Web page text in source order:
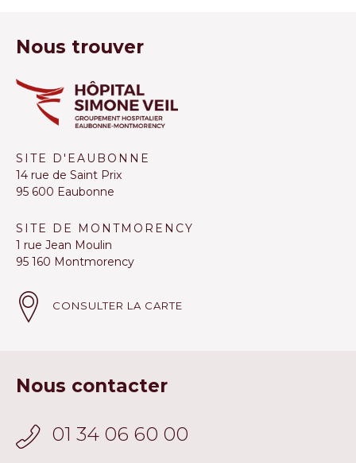
Nous trouver
SITE D'EAUBONNE
14 rue de Saint Prix
95 600 Eaubonne
SITE DE MONTMORENCY
1 rue Jean Moulin
95 160 Montmorency
CONSULTER LA CARTE
Nous contacter
01 34 06 60 00